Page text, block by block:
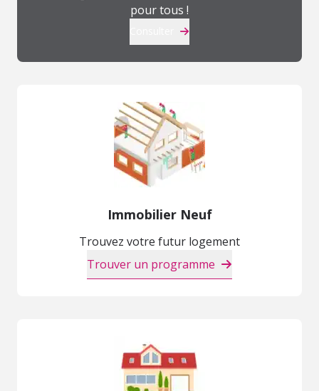
pour tous !
Immobilier Neuf
Trouvez votre futur logement
Trouver un programme